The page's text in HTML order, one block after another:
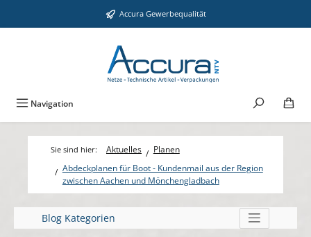
Zum Hauptinhalt springen Accura Gewerbequalität
Navigation
Aktuelles
Planen
Abdeckplanen für Boot - Kundenmail aus der Region
zwischen Aachen und Mönchengladbach
Blog Kategorien